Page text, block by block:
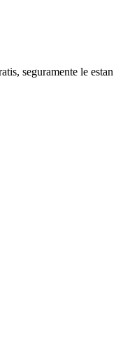
seguramente le estan